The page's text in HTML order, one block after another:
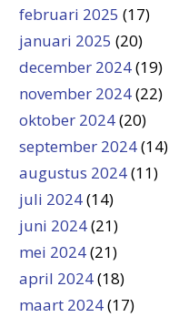
februari 2025 (17)
januari 2025 (20)
december 2024(19)
november 2024(22)
oktober 2024(20)
september 2024(14)
augustus 2024(11)
juli 2024(14)
juni 2024(21)
mei 2024(21)
april 2024(18)
maart 2024(17)